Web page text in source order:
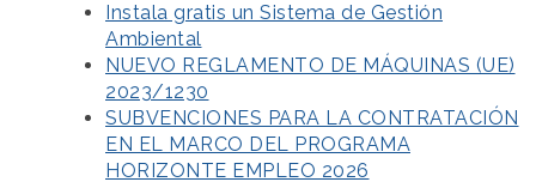
Instala gratis un Sistema de Gestión
Ambiental
NUEVO REGLAMENTO DE MÁQUINAS (UE)
2023/1230
SUBVENCIONES PARA LA CONTRATACIÓN
EN EL MARCO DEL PROGRAMA
HORIZONTE EMPLEO 2026